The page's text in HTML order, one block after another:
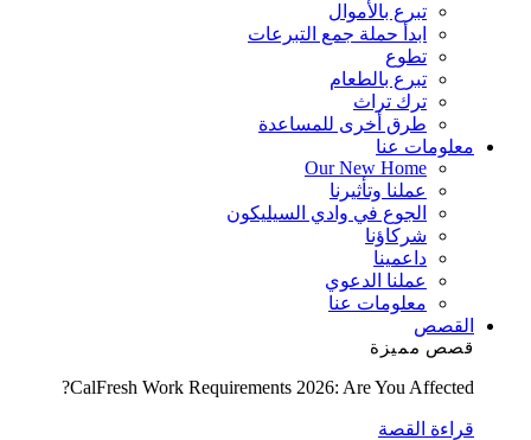
تبرع بالأموال
ابدأ حملة جمع التبرعات
تطوع
تبرع بالطعام
ترك تراث
طرق أخرى للمساعدة
معلومات عنا
Our New Home
عملنا وتأثيرنا
الجوع في وادي السيليكون
شركاؤنا
داعمينا
عملنا الدعوي
معلومات عنا
القصص
قصص مميزة
CalFresh Work Requirements 2026: Are You Affected?
قراءة القصة